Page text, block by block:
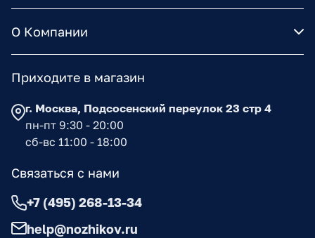
О Компании
Приходите в магазин
г. Москва, Подсосенский переулок 23 стр 4
пн-пт 9:30 - 20:00
сб-вс 11:00 - 18:00
Связаться с нами
+7 (495) 268-13-34
help@nozhikov.ru